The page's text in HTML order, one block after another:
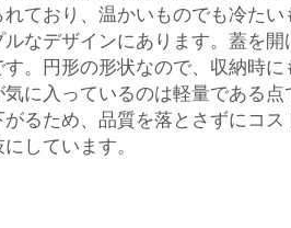
ており、温かいものでも冷た
なデザインにあります。蓋を
。円形の形状なので、収納時
気に入っているのは軽量である
るため、品質を落とさずにコ
しています。